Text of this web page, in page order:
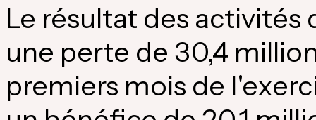
Le résultat des
une perte de 30,4
premiers mois de